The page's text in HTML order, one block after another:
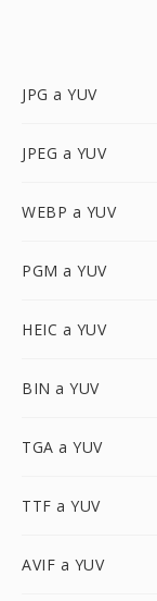
JPG a YUV
JPEG a YUV
WEBP a YUV
PGM a YUV
HEIC a YUV
BIN a YUV
TGA a YUV
TTF a YUV
AVIF a YUV